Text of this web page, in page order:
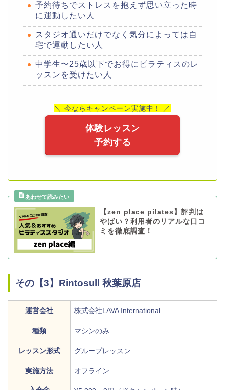
予約待ちでストレスを抱えず思い立った時
に運動したい人
スタジオ通いだけでなく気分によっては自
宅で運動したい人
中学生〜25歳以下でお得にピラティスのレ
ッスンを受けたい人
＼ 今ならキャンペーン実施中！ ／
体験レッスン
予約する
【zen place pilates】評判は
やばい？利用者のリアルな口コ
ミを徹底調査！
その【3】Rintosull 秋葉原店
運営会社 株式会社LAVA International
種類 マシンのみ
レッスン形式 グループレッスン
実施方法 オフライン